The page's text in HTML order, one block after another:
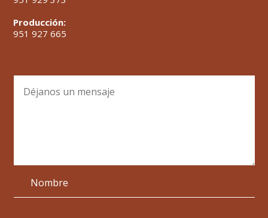
Producción:
951 927 665